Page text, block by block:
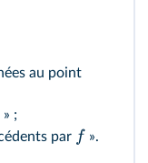
au point
;
par f ».